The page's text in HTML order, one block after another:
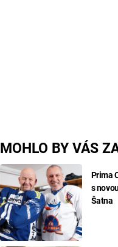
MOHLO BY VÁS
Prima
s
Šatna